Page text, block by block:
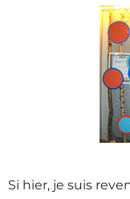
Si hier, je suis